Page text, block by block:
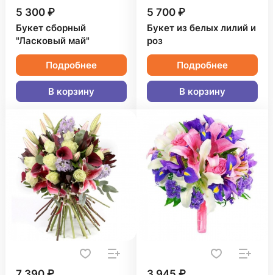
5 300 ₽
Букет сборный
"Ласковый май"
Подробнее
В корзину
5 700 ₽
Букет из белых лилий и
роз
Подробнее
В корзину